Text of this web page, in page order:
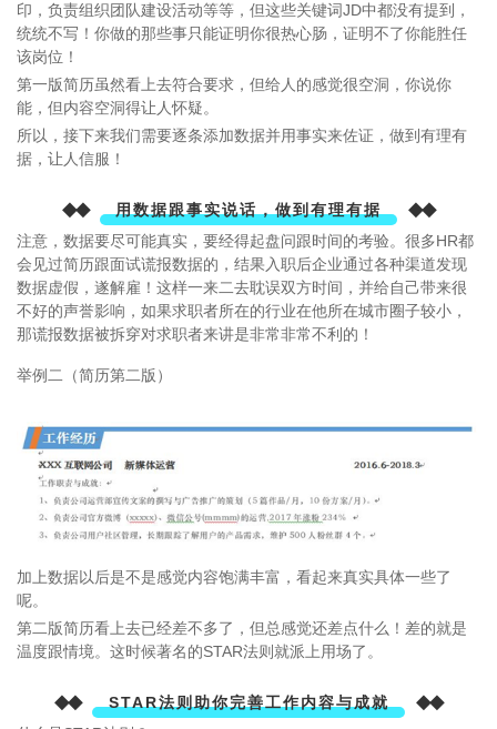
印，负责组织团队建设活动等等，但这些关键词JD中都没有提到，
统统不写！你做的那些事只能证明你很热心肠，证明不了你能胜任
该岗位！
第一版简历虽然看上去符合要求，但给人的感觉很空洞，你说你
能，但内容空洞得让人怀疑。
所以，接下来我们需要逐条添加数据并用事实来佐证，做到有理有
据，让人信服！
◆◆ 用数据跟事实说话，做到有理有据 ◆◆
注意，数据要尽可能真实，要经得起盘问跟时间的考验。很多HR都
会见过简历跟面试谎报数据的，结果入职后企业通过各种渠道发现
数据虚假，遂解雇！这样一来二去耽误双方时间，并给自己带来很
不好的声誉影响，如果求职者所在的行业在他所在城市圈子较小，
那谎报数据被拆穿对求职者来讲是非常非常不利的！
举例二（简历第二版）
加上数据以后是不是感觉内容饱满丰富，看起来真实具体一些了
呢。
第二版简历看上去已经差不多了，但总感觉还差点什么！差的就是
温度跟情境。 这时候著名的STAR法则就派上用场了。
◆◆ STAR法则助你完善工作内容与成就 ◆◆